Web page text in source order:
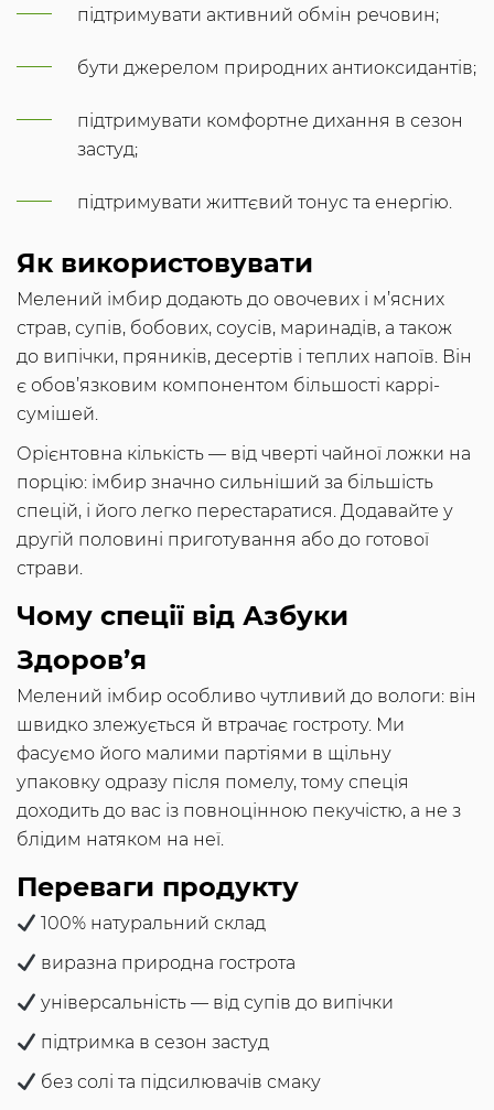
підтримувати активний обмін речовин;
бути джерелом природних антиоксидантів;
підтримувати комфортне дихання в сезон
застуд;
підтримувати життєвий тонус та енергію.
Як використовувати
Мелений імбир додають до овочевих і м’ясних
страв, супів, бобових, соусів, маринадів, а також
до випічки, пряників, десертів і теплих напоїв. Він
є обов’язковим компонентом більшості каррі-
сумішей.
Орієнтовна кількість — від чверті чайної ложки на
порцію: імбир значно сильніший за більшість
спецій, і його легко перестаратися. Додавайте у
другій половині приготування або до готової
страви.
Чому спеції від Азбуки
Здоров’я
Мелений імбир особливо чутливий до вологи: він
швидко злежується й втрачає гостроту. Ми
фасуємо його малими партіями в щільну
упаковку одразу після помелу, тому спеція
доходить до вас із повноцінною пекучістю, а не з
блідим натяком на неї.
Переваги продукту
100% натуральний склад
виразна природна гострота
універсальність — від супів до випічки
підтримка в сезон застуд
без солі та підсилювачів смаку